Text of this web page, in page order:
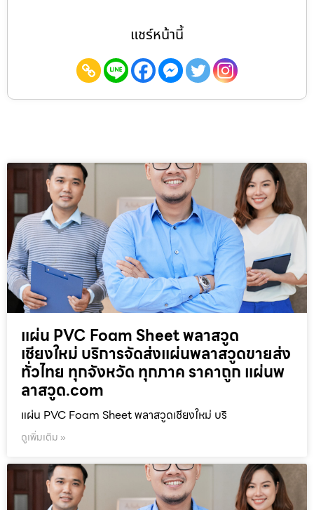
แชร์หน้านี้
แผ่น PVC Foam Sheet พลาสวูด
เชียงใหม่ บริการจัดส่งแผ่นพลาสวูดขายส่ง
ทั่วไทย ทุกจังหวัด ทุกภาค ราคาถูก แผ่นพ
ลาสวูด.com
แผ่น PVC Foam Sheet พลาสวูดเชียงใหม่ บริ
ดูเพิ่มเติม »